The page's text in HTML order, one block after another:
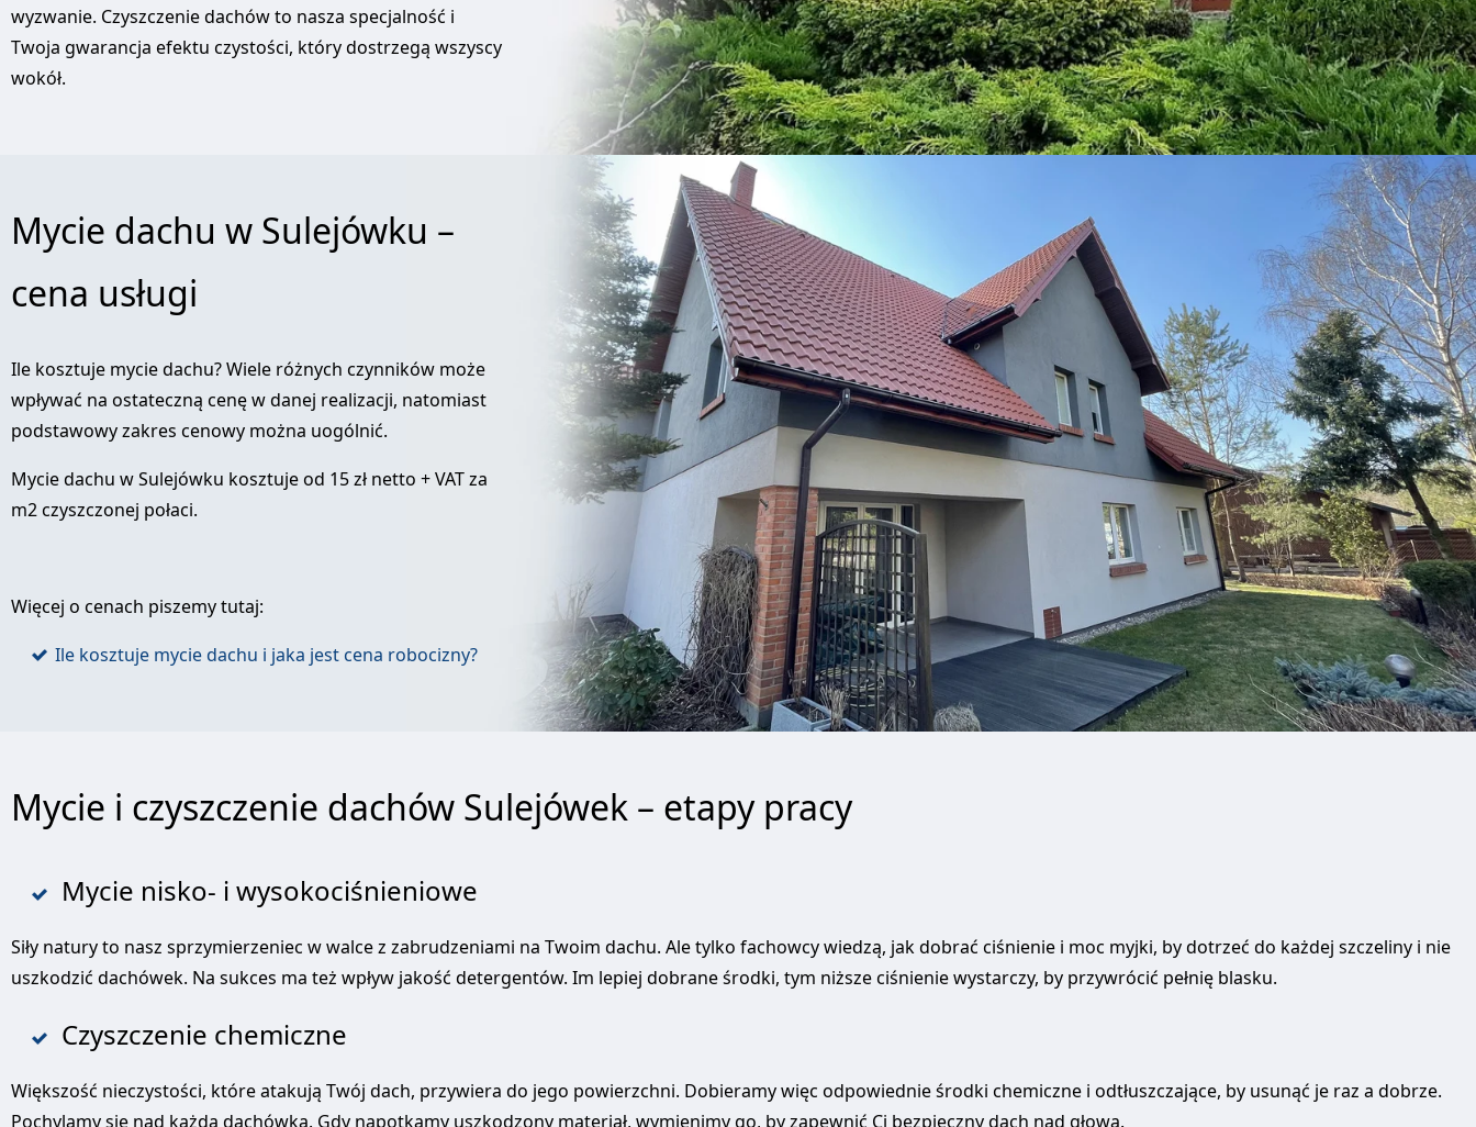
wyzwanie. Czyszczenie dachów to nasza specjalność i
Twoja gwarancja efektu czystości, który dostrzegą wszyscy
wokół.
Mycie dachu w Sulejówku –
cena usługi
Ile kosztuje mycie dachu? Wiele różnych czynników może
wpływać na ostateczną cenę w danej realizacji, natomiast
podstawowy zakres cenowy można uogólnić.
Mycie dachu w Sulejówku kosztuje od 15 zł netto + VAT za
m2 czyszczonej połaci.
Więcej o cenach piszemy tutaj:
Ile kosztuje mycie dachu i jaka jest cena robocizny?
Mycie i czyszczenie dachów Sulejówek – etapy pracy
Mycie nisko- i wysokociśnieniowe
Siły natury to nasz sprzymierzeniec w walce z zabrudzeniami na Twoim dachu. Ale tylko fachowcy wiedzą, jak dobrać ciśnienie i moc myjki, by dotrzeć do każdej szczeliny i nie
uszkodzić dachówek. Na sukces ma też wpływ jakość detergentów. Im lepiej dobrane środki, tym niższe ciśnienie wystarczy, by przywrócić pełnię blasku.
Czyszczenie chemiczne
Większość nieczystości, które atakują Twój dach, przywiera do jego powierzchni. Dobieramy więc odpowiednie środki chemiczne i odtłuszczające, by usunąć je raz a dobrze.
Pochylamy się nad każdą dachówką. Gdy napotkamy uszkodzony materiał, wymienimy go, by zapewnić Ci bezpieczny dach nad głową.